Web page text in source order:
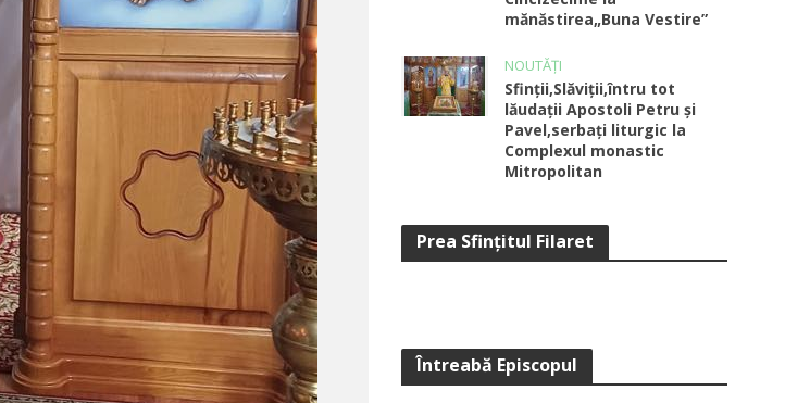
mănăstirea„Buna Vestire”
NOUTĂȚI
Sfinții,Slăviții,întru tot
lăudații Apostoli Petru și
Pavel,serbați liturgic la
Complexul monastic
Mitropolitan
Prea Sfinţitul Filaret
Întreabă Episcopul